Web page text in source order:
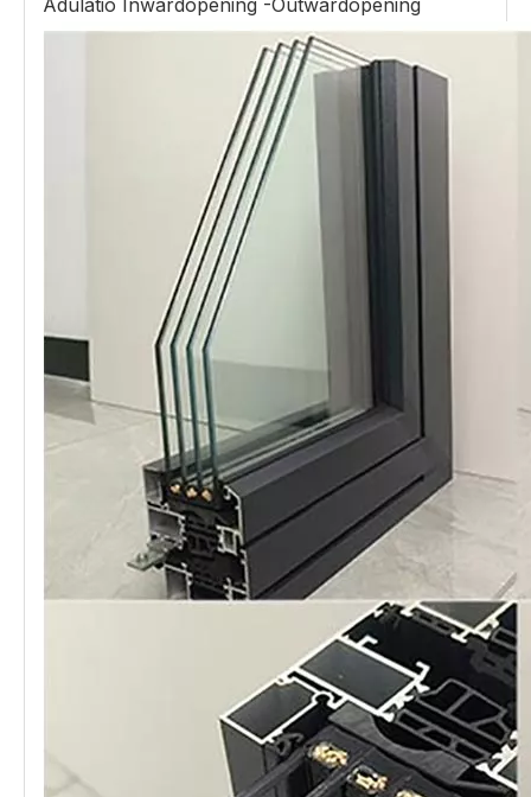
Adulatio Inwardopening -Outwardopening